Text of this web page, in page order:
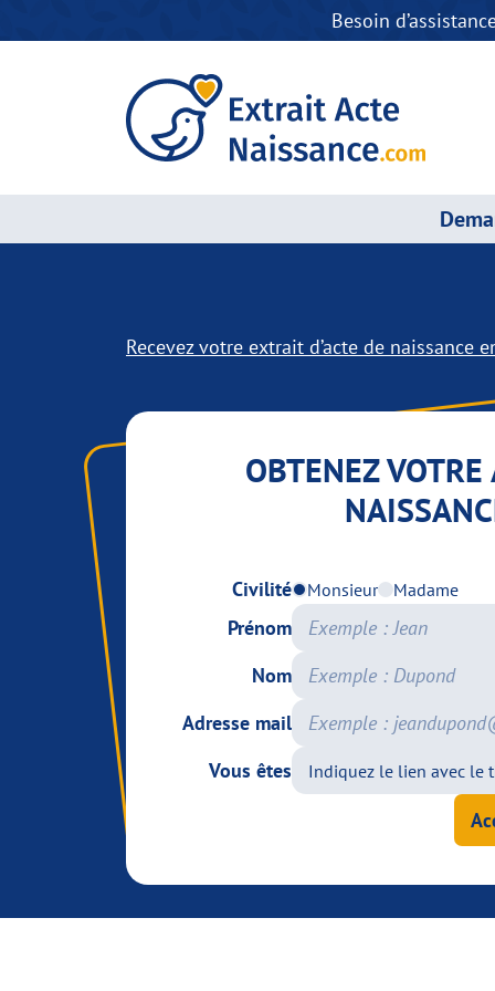
Besoin
Recevez votre extrait d’acte de naissance
OBTENEZ VOTRE
Civilité Monsieur Madame
Prénom
Nom
Adresse mail
Vous êtes